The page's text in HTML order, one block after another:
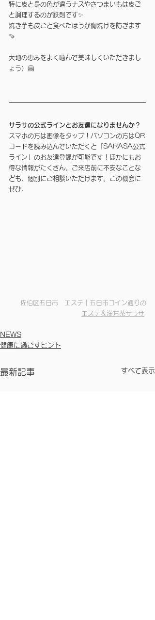
特に皮と身の色が違うナスやさつまいもは皮ご
と調理するのが鉄則です✨
焼き芋も皮ごと食べたほうが胸焼けを防ぎます
🍠
大地の恵みをよく噛んで美味しくいただきまし
ょう）🤗
サラサの公式ラインとお友達になりませんか？
スマホの方は画像をタップ！パソコンの方はQR
コードを読み込んでいただくと「SARASA公式
ライン」のお友達登録が可能です！ほかにもお
得な情報がたくさん。ご来店前に不安なことな
ども、個別にご相談いただけます。この機会に
ぜひ。
佐伯区五日市　エステ｜五日市コイン通りの
エステ＆漢方茶サラサ
NEWS
健康に過ごすヒント
最新記事 すべて表示